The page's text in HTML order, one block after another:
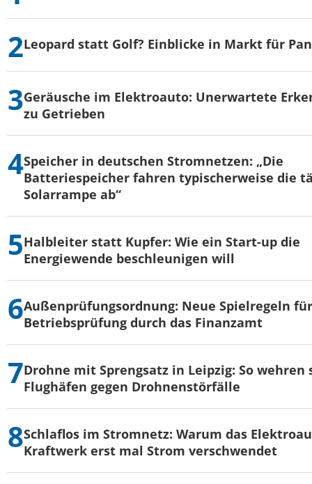
Leopard statt Golf? Einblicke in Markt für
Geräusche im Elektroauto: Unerwartete
zu Getrieben
Speicher in deutschen Stromnetzen: „Die
Batteriespeicher fahren typischerweise die
Solarrampe ab“
Halbleiter statt Kupfer: Wie ein Start-up die
Energiewende beschleunigen will
Außenprüfungsordnung: Neue Spielregeln
Betriebsprüfung durch das Finanzamt
Drohne mit Sprengsatz in Leipzig: So wehren
Flughäfen gegen Drohnenstörfälle
Schlaflos im Stromnetz: Warum das
Kraftwerk erst mal Strom verschwendet